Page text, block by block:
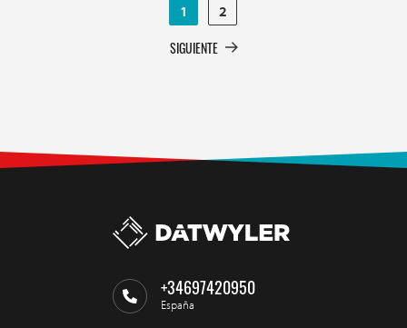
1 2
SIGUIENTE
+34697420950
España